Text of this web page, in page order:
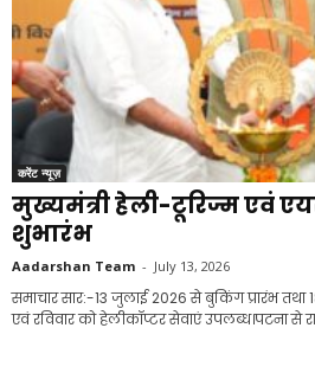
करेंट न्यूज़
मुख्यमंत्री हेली-टूरिज्म एवं
शुभारंभ
Aadarshan Team - July 13, 2026
समाचार सार:-13 जुलाई 2026 से बुकिंग प्रारंभ तथा
एवं रविवार को हेलीकॉप्टर सेवाएं उपलब्ध।पटना से